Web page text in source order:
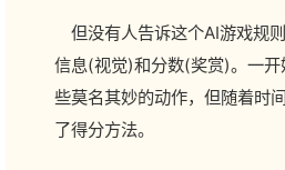
但没有人告诉这个AI游戏规
信息(视觉)和分数(奖赏)。一
些莫名其妙的动作，但随着时
了得分方法。